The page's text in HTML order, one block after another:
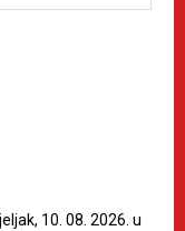
10. 08. 2026. u